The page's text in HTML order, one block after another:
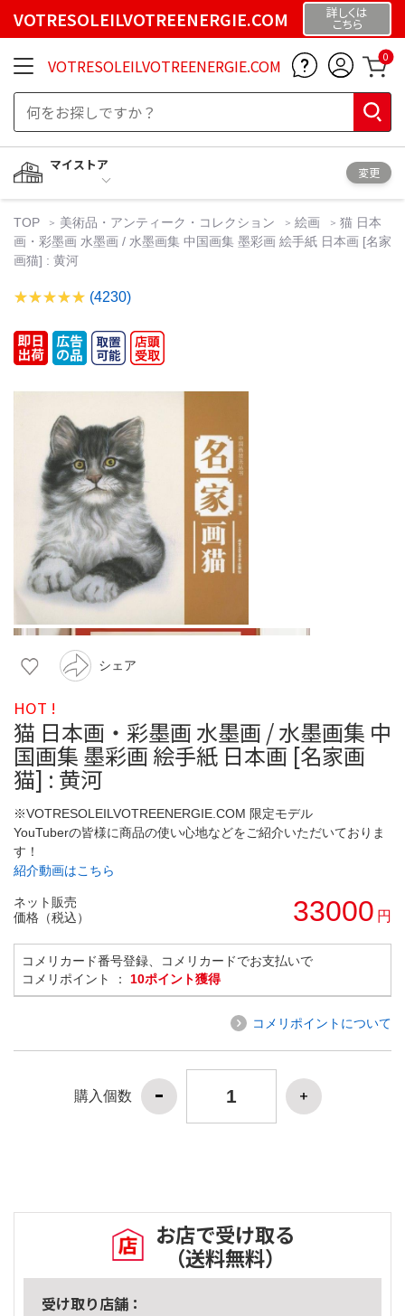
VOTRESOLEILVOTREENERGIE.COM 詳しくは
こちら
VOTRESOLEILVOTREENERGIE.COM 0
マイストア
変更
TOP 美術品・アンティーク・コレクション 絵画
猫 日本
画・彩墨画 水墨画 / 水墨画集 中国画集 墨彩画 絵手紙 日本画 [名家
画猫] : 黄河
(4230)
シェア
HOT !
猫 日本画・彩墨画 水墨画 / 水墨画集 中
国画集 墨彩画 絵手紙 日本画 [名家画
猫] : 黄河
※VOTRESOLEILVOTREENERGIE.COM 限定モデル
YouTuberの皆様に商品の使い心地などをご紹介いただいておりま
す！
紹介動画はこちら
ネット販売
価格（税込）
33000 円
コメリカード番号登録、コメリカードでお支払いで
コメリポイント ： 10ポイント獲得
コメリポイントについて
購入個数
お店で受け取る
（送料無料）
受け取り店舗：